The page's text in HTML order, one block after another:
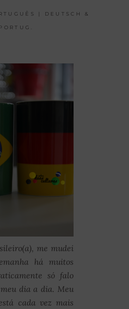
| DEUTSCH &
me mudei
há muitos
só falo
dia a dia. Meu
cada vez mais